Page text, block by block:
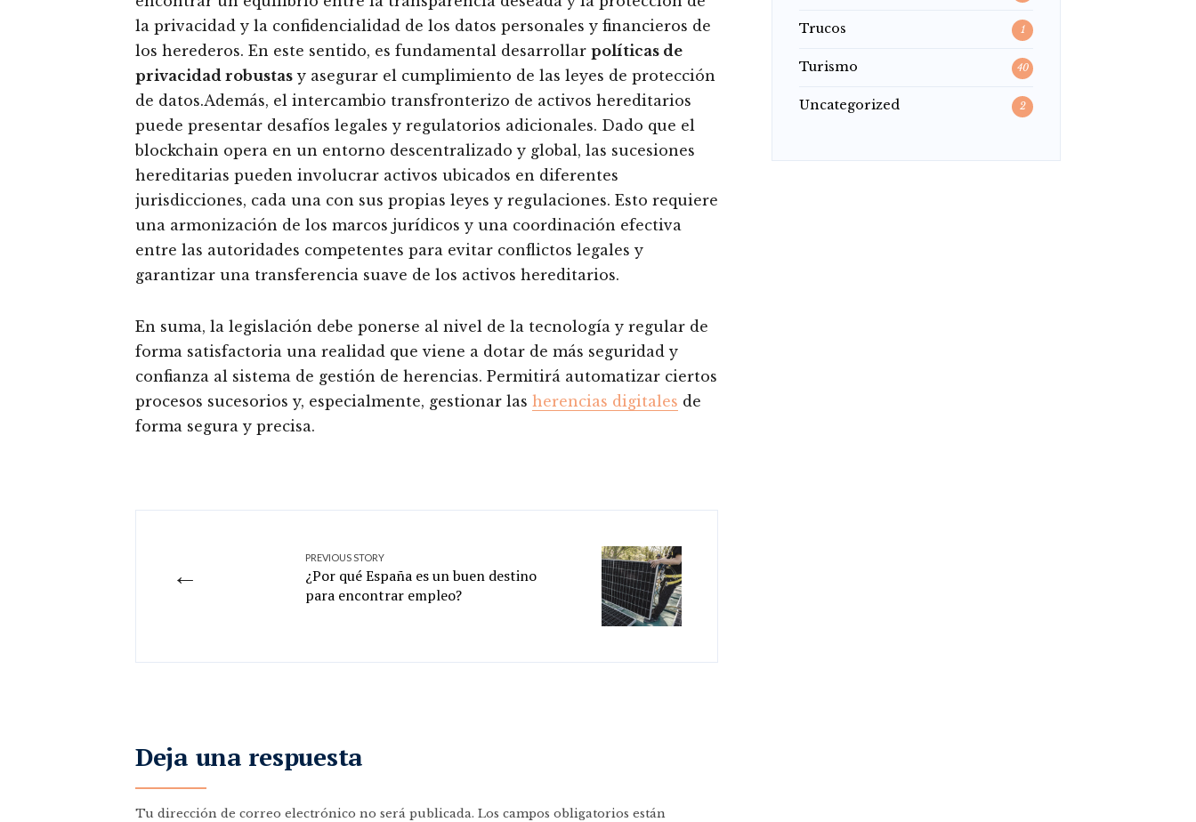
la privacidad y la confidencialidad de los datos personales y financieros de
los herederos. En este sentido, es fundamental desarrollar políticas de
privacidad robustas y asegurar el cumplimiento de las leyes de protección
de datos.Además, el intercambio transfronterizo de activos hereditarios
puede presentar desafíos legales y regulatorios adicionales. Dado que el
blockchain opera en un entorno descentralizado y global, las sucesiones
hereditarias pueden involucrar activos ubicados en diferentes
jurisdicciones, cada una con sus propias leyes y regulaciones. Esto requiere
una armonización de los marcos jurídicos y una coordinación efectiva
entre las autoridades competentes para evitar conflictos legales y
garantizar una transferencia suave de los activos hereditarios.
En suma, la legislación debe ponerse al nivel de la tecnología y regular de
forma satisfactoria una realidad que viene a dotar de más seguridad y
confianza al sistema de gestión de herencias. Permitirá automatizar ciertos
procesos sucesorios y, especialmente, gestionar las herencias digitales de
forma segura y precisa.
←
PREVIOUS STORY
¿Por qué España es un buen destino
para encontrar empleo?
Deja una respuesta
Tu dirección de correo electrónico no será publicada. Los campos obligatorios están
Trucos 1
Turismo 40
Uncategorized 2